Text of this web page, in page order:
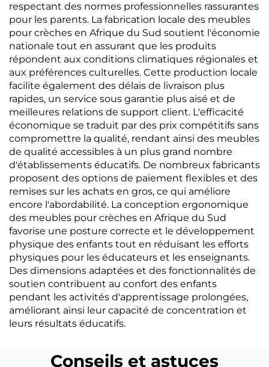
respectant des normes professionnelles rassurantes
pour les parents. La fabrication locale des meubles
pour crèches en Afrique du Sud soutient l'économie
nationale tout en assurant que les produits
répondent aux conditions climatiques régionales et
aux préférences culturelles. Cette production locale
facilite également des délais de livraison plus
rapides, un service sous garantie plus aisé et de
meilleures relations de support client. L'efficacité
économique se traduit par des prix compétitifs sans
compromettre la qualité, rendant ainsi des meubles
de qualité accessibles à un plus grand nombre
d'établissements éducatifs. De nombreux fabricants
proposent des options de paiement flexibles et des
remises sur les achats en gros, ce qui améliore
encore l'abordabilité. La conception ergonomique
des meubles pour crèches en Afrique du Sud
favorise une posture correcte et le développement
physique des enfants tout en réduisant les efforts
physiques pour les éducateurs et les enseignants.
Des dimensions adaptées et des fonctionnalités de
soutien contribuent au confort des enfants
pendant les activités d'apprentissage prolongées,
améliorant ainsi leur capacité de concentration et
leurs résultats éducatifs.
Conseils et astuces